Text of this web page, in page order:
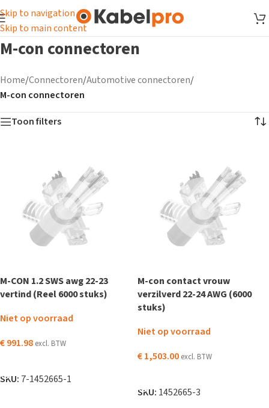
Skip to navigation
Skip to main content
M-con connectoren
Home/Connectoren/Automotive connectoren/
M-con connectoren
Toon filters
M-CON 1.2 SWS awg 22-23
vertind (Reel 6000 stuks)
Niet op voorraad
€991.98 excl. BTW
SKU: 7-1452665-1
M-con contact vrouw
verzilverd 22-24 AWG (6000
stuks)
Niet op voorraad
€1,503.00 excl. BTW
SKU: 1452665-3